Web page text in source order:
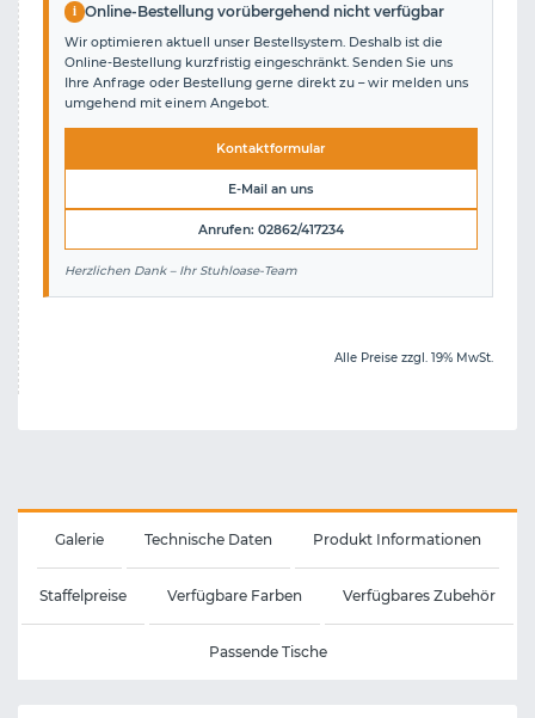
i Online-Bestellung vorübergehend nicht verfügbar
Wir optimieren aktuell unser Bestellsystem. Deshalb ist die
Online-Bestellung kurzfristig eingeschränkt. Senden Sie uns
Ihre Anfrage oder Bestellung gerne direkt zu – wir melden uns
umgehend mit einem Angebot.
Kontaktformular
E-Mail an uns
Anrufen: 02862/417234
Herzlichen Dank – Ihr Stuhloase-Team
Alle Preise zzgl. 19% MwSt.
Galerie Technische Daten Produkt Informationen
Staffelpreise Verfügbare Farben Verfügbares Zubehör
Passende Tische